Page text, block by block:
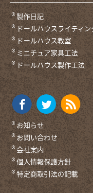
製作日記
ドールハウスライティン
ドールハウス教室
ミニチュア家具工法
ドールハウス製作工法
お知らせ
お問い合わせ
会社案内
個人情報保護方針
特定商取引法の記載